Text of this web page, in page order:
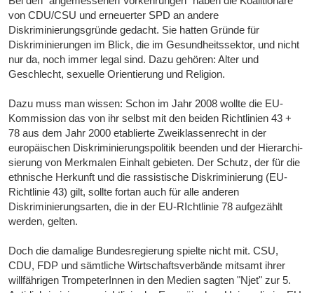
von CDU/CSU und erneuerter SPD an andere
Diskriminierungsgründe gedacht. Sie hatten Gründe für
Diskriminierungen im Blick, die im Gesundheitssektor, und nicht
nur da, noch immer legal sind. Dazu gehören: Alter und
Geschlecht, sexuelle Orientierung und Religion.
Dazu muss man wissen: Schon im Jahr 2008 wollte die EU-
Kommission das von ihr selbst mit den beiden Richtlinien 43 +
78 aus dem Jahr 2000 etablierte Zweiklassenrecht in der
europäischen Diskriminierungspolitik beenden und der Hi­e­r­ar­chi­
sie­rung von Merkmalen Einhalt gebieten. Der Schutz, der für die
ethnische Herkunft und die rassistische Diskriminierung (EU-
Richtlinie 43) gilt, sollte fortan auch für alle anderen
Diskriminierungsarten, die in der EU-RIchtlinie 78 aufgezählt
werden, gelten.
Doch die damalige Bundesregierung spielte nicht mit. CSU,
CDU, FDP und sämtliche Wirtschaftsverbände mitsamt ihrer
willfährigen TrompeterInnen in den Medien sagten "Njet" zur 5.